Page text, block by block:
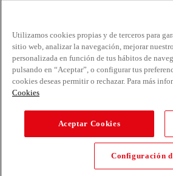
Utilizamos cookies propias y de terceros para
sitio web, analizar la navegación, mejorar
personalizada en función de tus hábitos de
pulsando en “Aceptar”, o configurar tus
cookies deseas permitir o rechazar. Para más
Cookies
Aceptar Cookies
Configuración